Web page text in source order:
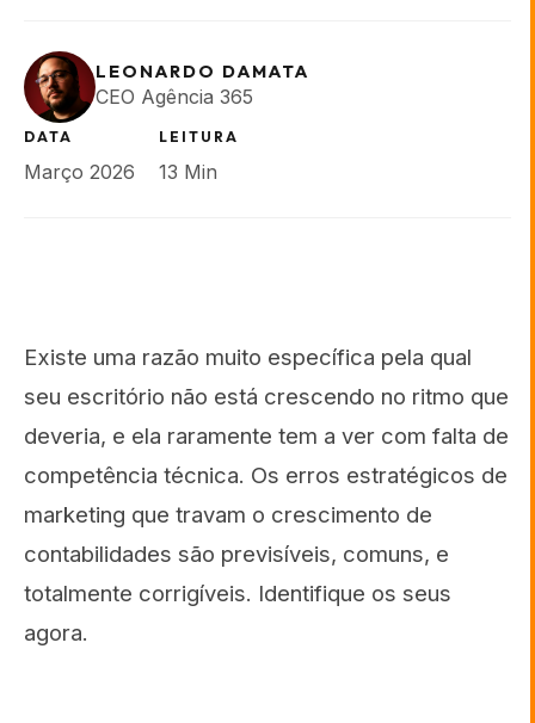
LEONARDO DAMATA
CEO Agência 365
DATA
Março 2026
LEITURA
13 Min
Existe uma razão muito específica pela qual
seu escritório não está crescendo no ritmo que
deveria, e ela raramente tem a ver com falta de
competência técnica. Os erros estratégicos de
marketing que travam o crescimento de
contabilidades são previsíveis, comuns, e
totalmente corrigíveis. Identifique os seus
agora.